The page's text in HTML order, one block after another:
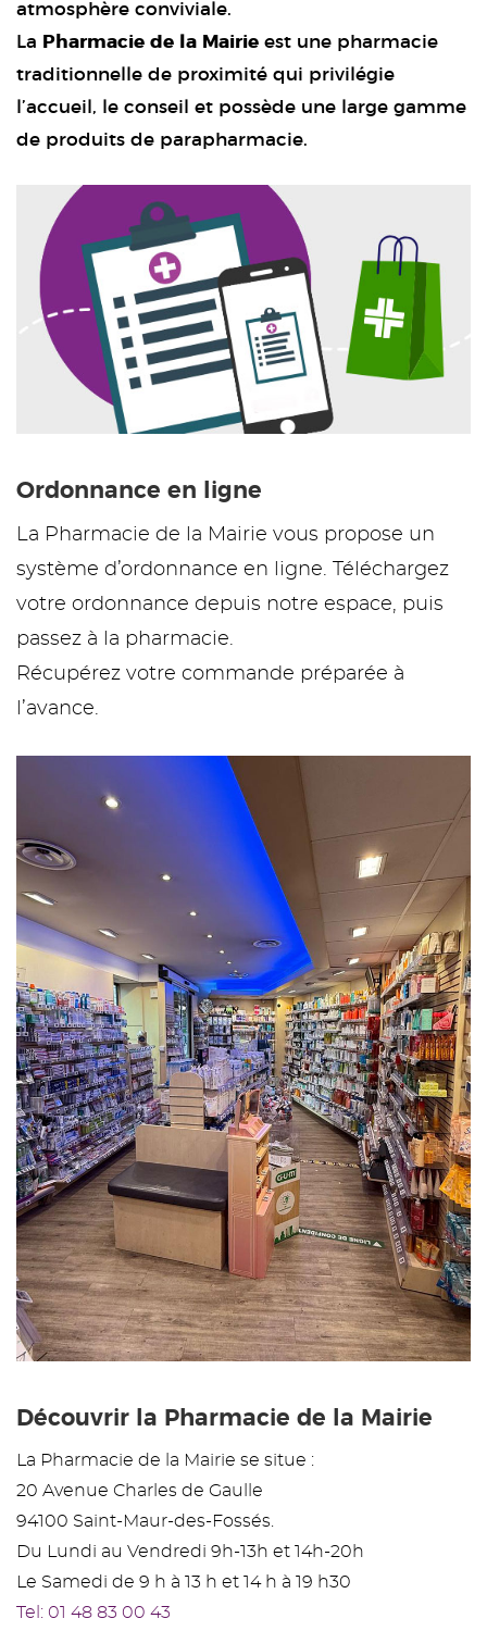
atmosphère conviviale.
La
Pharmacie de la Mairie est une pharmacie
traditionnelle de proximité qui privilégie
l’accueil, le conseil et possède une large gamme
de produits de parapharmacie.
Ordonnance en ligne
La Pharmacie de la Mairie vous propose un
système d’ordonnance en ligne. Téléchargez
votre ordonnance depuis notre espace, puis
passez à la pharmacie.
Récupérez votre commande préparée à
l’avance.
Découvrir la Pharmacie de la Mairie
La Pharmacie de la Mairie se situe :
20 Avenue Charles de Gaulle
94100 Saint-Maur-des-Fossés.
Du Lundi au Vendredi 9h-13h et 14h-20h
Le Samedi de 9 h à 13 h et 14 h à 19 h30
Tel: 01 48 83 00 43